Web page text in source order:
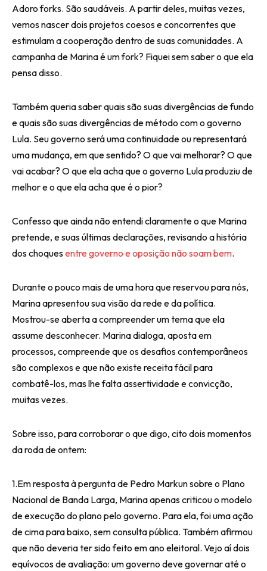
Adoro forks. São saudáveis. A partir deles, muitas vezes,
vemos nascer dois projetos coesos e concorrentes que
estimulam a cooperação dentro de suas comunidades. A
campanha de Marina é um fork? Fiquei sem saber o que ela
pensa disso.
Também queria saber quais são suas divergências de fundo
e quais são suas divergências de método com o governo
Lula. Seu governo será uma continuidade ou representará
uma mudança, em que sentido? O que vai melhorar? O que
vai acabar? O que ela acha que o governo Lula produziu de
melhor e o que ela acha que é o pior?
Confesso que ainda não entendi claramente o que Marina
pretende, e suas últimas declarações, revisando a história
dos choquesentre governo e oposição não soam bem.
Durante o pouco mais de uma hora que reservou para nós,
Marina apresentou sua visão da rede e da política.
Mostrou-se aberta a compreender um tema que ela
assume desconhecer. Marina dialoga, aposta em
processos, compreende que os desafios contemporâneos
são complexos e que não existe receita fácil para
combatê-los, mas lhe falta assertividade e convicção,
muitas vezes.
Sobre isso, para corroborar o que digo, cito dois momentos
da roda de ontem:
1.Em resposta à pergunta de Pedro Markun sobre o Plano
Nacional de Banda Larga, Marina apenas criticou o modelo
de execução do plano pelo governo. Para ela, foi uma ação
de cima para baixo, sem consulta pública. Também afirmou
que não deveria ter sido feito em ano eleitoral. Vejo aí dois
equívocos de avaliação: um governo deve governar até o